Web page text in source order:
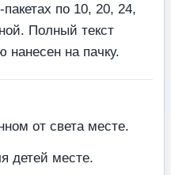
по 10, 20, 24,
Полный текст
нанесен на пачку.
от света месте.
детей месте.